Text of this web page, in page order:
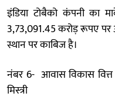
इंडिया टोबैको कंपनी का
3,73,091.45 करोड़ रूपए
स्थान पर काबिज है।
नंबर 6- आवास विकास
मिस्त्री